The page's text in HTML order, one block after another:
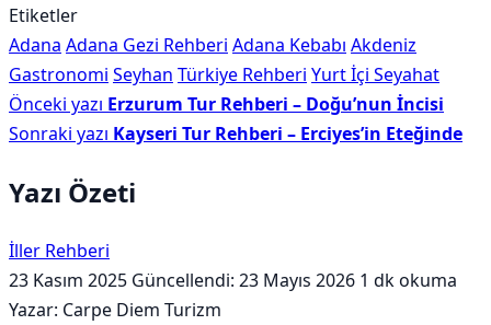
Etiketler
Adana Adana Gezi Rehberi Adana Kebabı Akdeniz
Gastronomi Seyhan Türkiye Rehberi Yurt İçi Seyahat
Önceki yazı Erzurum Tur Rehberi – Doğu’nun İncisi
Sonraki yazı Kayseri Tur Rehberi – Erciyes’in Eteğinde
Yazı Özeti
İller Rehberi
23 Kasım 2025 Güncellendi: 23 Mayıs 2026 1 dk okuma
Yazar: Carpe Diem Turizm